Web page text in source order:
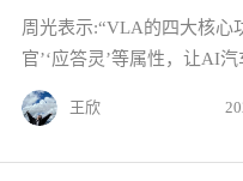
周光表示:“VLA的四大核心
官’‘应答灵’等属性，让AI
王欣